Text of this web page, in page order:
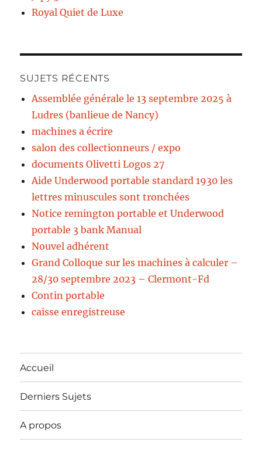
Royal Quiet de Luxe
SUJETS RÉCENTS
Assemblée générale le 13 septembre 2025 à
Ludres (banlieue de Nancy)
machines a écrire
salon des collectionneurs / expo
documents Olivetti Logos 27
Aide Underwood portable standard 1930 les
lettres minuscules sont tronchées
Notice remington portable et Underwood
portable 3 bank Manual
Nouvel adhérent
Grand Colloque sur les machines à calculer –
28/30 septembre 2023 – Clermont-Fd
Contin portable
caisse enregistreuse
Accueil
Derniers Sujets
A propos